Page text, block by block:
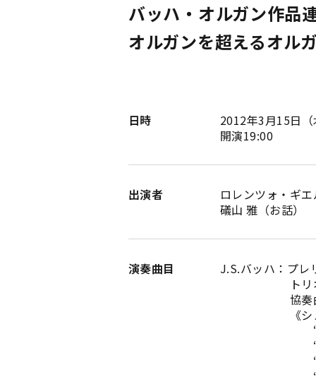
バッハ・オルガン作品
オルガンを超えるオル
日時
2012年3月15日（
開演19:00
出演者
ロレンツォ・ギエ
礒山 雅（お話）
演奏曲目
J.S.バッ
トリオ
協奏
《シュープ
“目覚めよ
“私はどこ
“ただ神の
“私の魂は